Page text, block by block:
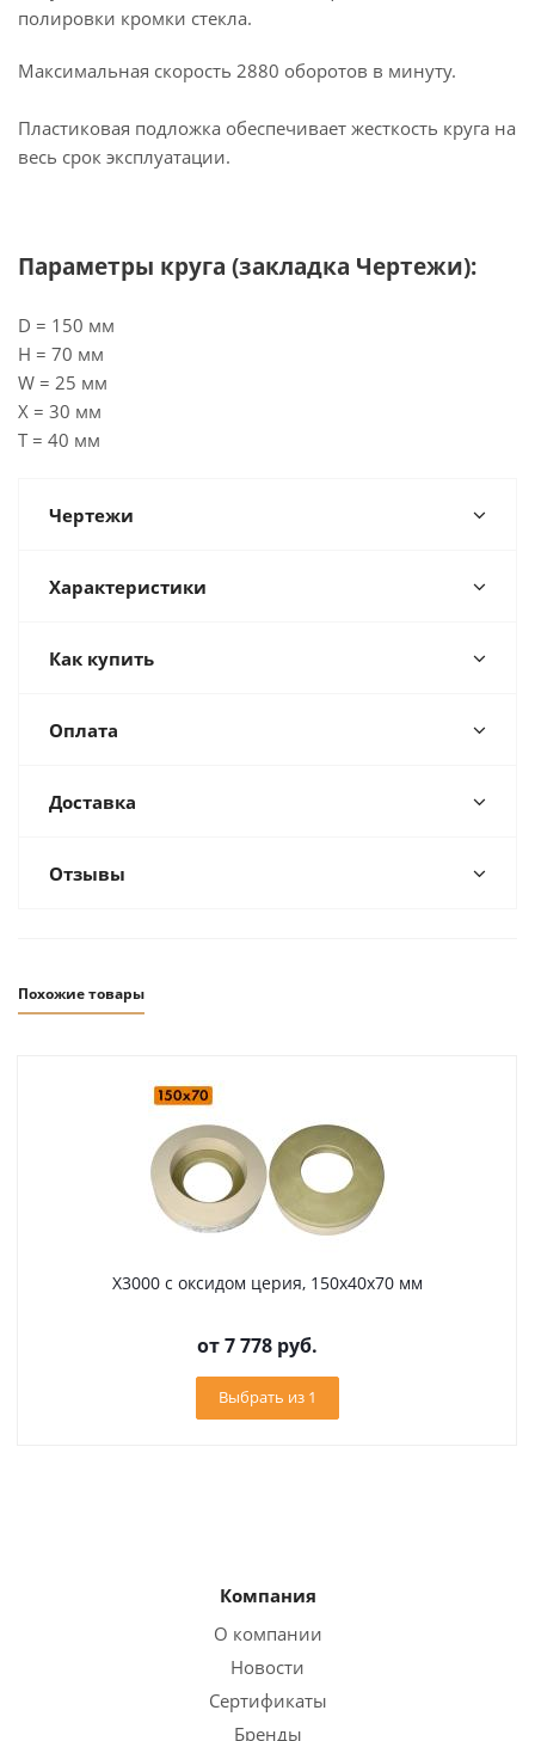
полировки кромки стекла.
Максимальная скорость 2880 оборотов в минуту.
Пластиковая подложка обеспечивает жесткость круга на
весь срок эксплуатации.
Параметры круга (закладка Чертежи):
D = 150 мм
H = 70 мм
W = 25 мм
X = 30 мм
T = 40 мм
Чертежи
Характеристики
Как купить
Оплата
Доставка
Отзывы
Похожие товары
X3000 с оксидом церия, 150х40х70 мм
от7 778 руб.
Выбрать из 1
Компания
О компании
Новости
Сертификаты
Бренды